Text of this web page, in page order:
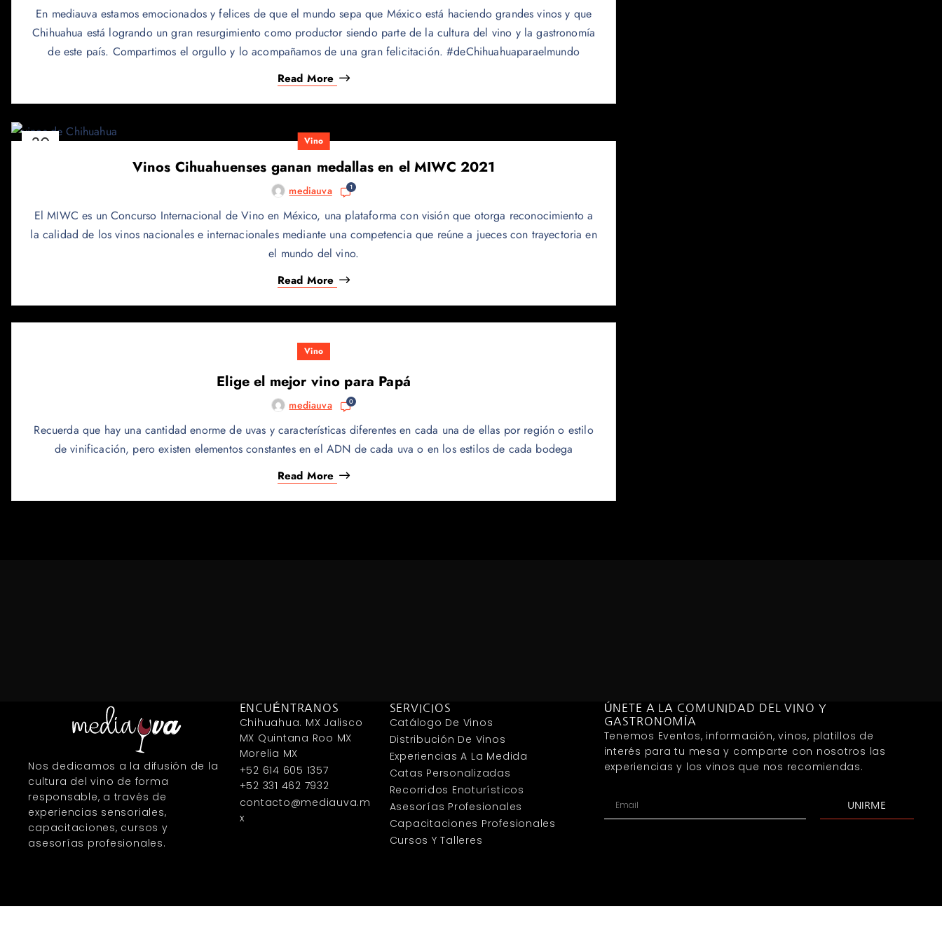
En mediauva estamos emocionados y felices de que el mundo sepa que México está haciendo grandes vinos y que
Chihuahua está logrando un gran resurgimiento como productor siendo parte de la cultura del vino y la gastronomía
de este país. Compartimos el orgullo y lo acompañamos de una gran felicitación. #deChihuahuaparaelmundo
Read More
30 Vino
Vinos Cihuahuenses ganan medallas en el MIWC 2021
mediauva 1
El MIWC es un Concurso Internacional de Vino en México, una plataforma con visión que otorga reconocimiento a
la calidad de los vinos nacionales e internacionales mediante una competencia que reúne a jueces con trayectoria en
el mundo del vino.
Read More
Vino
Elige el mejor vino para Papá
mediauva 0
Recuerda que hay una cantidad enorme de uvas y características diferentes en cada una de ellas por región o estilo
de vinificación, pero existen elementos constantes en el ADN de cada uva o en los estilos de cada bodega
Read More
Nos dedicamos a la difusión de la
cultura del vino de forma
responsable, a través de
experiencias sensoriales,
capacitaciones, cursos y
asesorías profesionales.
ENCUÉNTRANOS
Chihuahua. MX Jalisco
MX Quintana Roo MX
Morelia MX
+52 614 605 1357
+52 331 462 7932
contacto@mediauva.m
x
SERVICIOS
Catálogo De Vinos
Distribución De Vinos
Experiencias A La Medida
Catas Personalizadas
Recorridos Enoturísticos
Asesorías Profesionales
Capacitaciones Profesionales
Cursos Y Talleres
ÚNETE A LA COMUNIDAD DEL VINO Y
GASTRONOMÍA
Tenemos Eventos, información, vinos, platillos de
interés para tu mesa y comparte con nosotros las
experiencias y los vinos que nos recomiendas.
UNIRME